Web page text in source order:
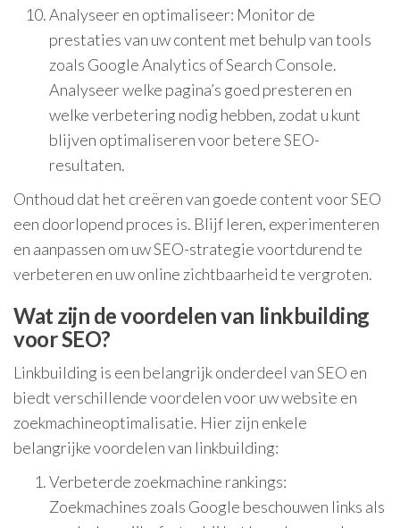
Analyseer en optimaliseer: Monitor de
prestaties van uw content met behulp van tools
zoals Google Analytics of Search Console.
Analyseer welke pagina’s goed presteren en
welke verbetering nodig hebben, zodat u kunt
blijven optimaliseren voor betere SEO-
resultaten.
Onthoud dat het creëren van goede content voor SEO
een doorlopend proces is. Blijf leren, experimenteren
en aanpassen om uw SEO-strategie voortdurend te
verbeteren en uw online zichtbaarheid te vergroten.
Wat zijn de voordelen van linkbuilding
voor SEO?
Linkbuilding is een belangrijk onderdeel van SEO en
biedt verschillende voordelen voor uw website en
zoekmachineoptimalisatie. Hier zijn enkele
belangrijke voordelen van linkbuilding:
Verbeterde zoekmachine rankings:
Zoekmachines zoals Google beschouwen links als